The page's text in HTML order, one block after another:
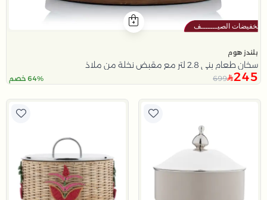
بلندز هوم
سخان طعام بني 2.8 لتر مع مقبض نخلة من ملاذ
245
699 64% خصم